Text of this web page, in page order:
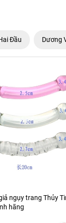
Đầu Dương
ngụy trang Thủy
hãng